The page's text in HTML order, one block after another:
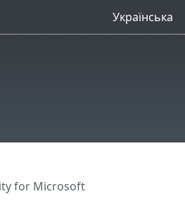
Українська
for Microsoft